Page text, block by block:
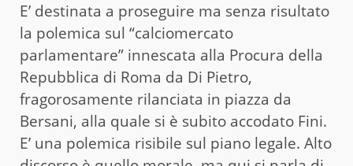
E’ destinata a proseguire ma senza risultato
la polemica sul “calciomercato
parlamentare” innescata alla Procura della
Repubblica di Roma da Di Pietro,
fragorosamente rilanciata in piazza da
Bersani, alla quale si è subito accodato Fini.
E’ una polemica risibile sul piano legale. Alto